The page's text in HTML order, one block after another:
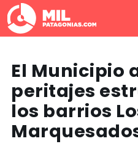
El Municipio
peritajes
los barrios